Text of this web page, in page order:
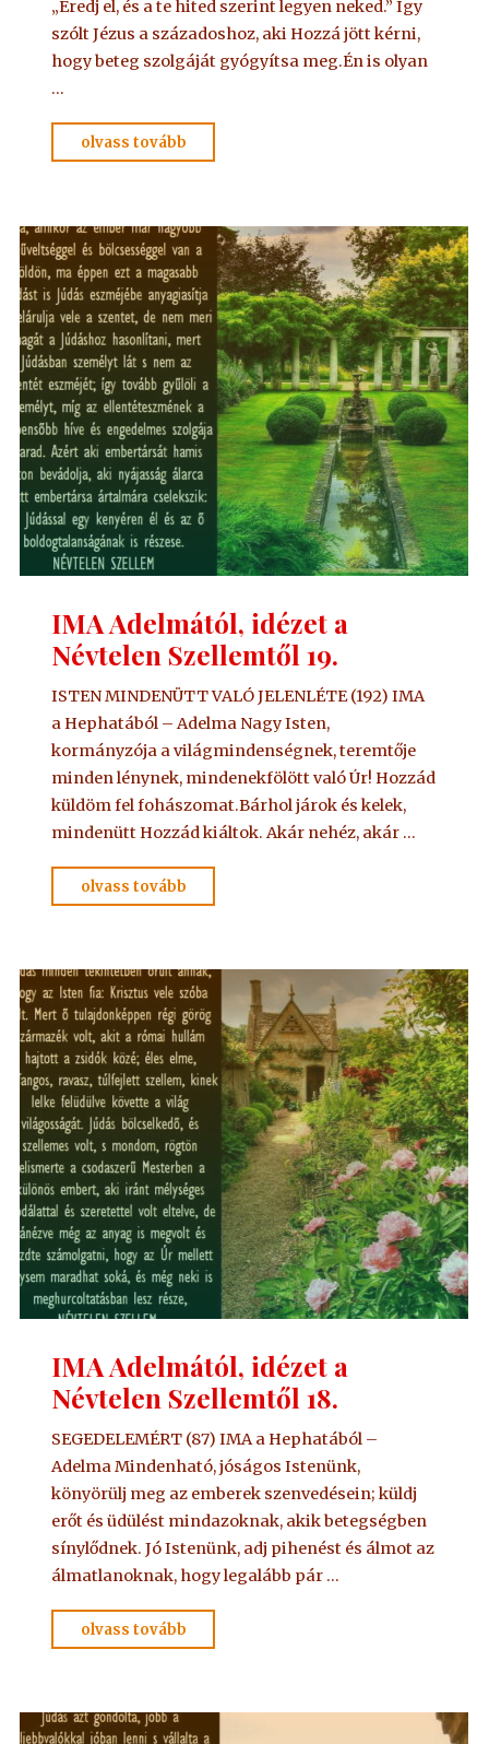
„Eredj el, és a te hited szerint legyen neked.” Így
szólt Jézus a századoshoz, aki Hozzá jött kérni,
hogy beteg szolgáját gyógyítsa meg.Én is olyan
…
olvass tovább
Adelmától,
a
Névtelen
Szellemtől
20."
IMA Adelmától, idézet a
Névtelen Szellemtől 19.
ISTEN MINDENÜTT VALÓ JELENLÉTE (192) IMA
a Hephatából – Adelma Nagy Isten,
kormányzója a világmindenségnek, teremtője
minden lénynek, mindenekfölött való Úr! Hozzád
küldöm fel fohászomat.Bárhol járok és kelek,
mindenütt Hozzád kiáltok. Akár nehéz, akár …
olvass tovább
Adelmától,
a
Névtelen
Szellemtől
19."
IMA Adelmától, idézet a
Névtelen Szellemtől 18.
SEGEDELEMÉRT (87) IMA a Hephatából –
Adelma Mindenható, jóságos Istenünk,
könyörülj meg az emberek szenvedésein; küldj
erőt és üdülést mindazoknak, akik betegségben
sínylődnek. Jó Istenünk, adj pihenést és álmot az
álmatlanoknak, hogy legalább pár …
olvass tovább
Adelmától,
a
Névtelen